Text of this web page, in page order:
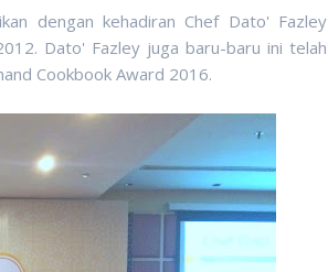
dengan kehadiran Chef Dato' Fazley
Dato' Fazley juga baru-baru ini telah
Cookbook Award 2016.